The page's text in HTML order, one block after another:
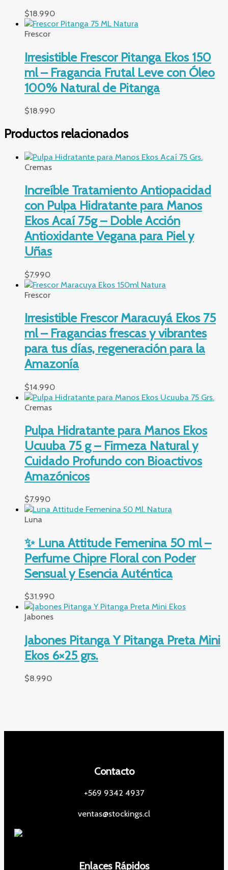
$18.990
Frescor
Irresistible Frescor Pitanga Ekos 150
ml – Fragancia Frutal Leve con Óleo
100% Natural de Pitanga
$18.990
Productos relacionados
Cremas
Increíble Tratamiento Antiopacidad
con Pulpa Hidratante para Manos
Ekos Acaí 75g – Doble Acción
Antioxidante Vegana para Piel y
Uñas
$7.990
Frescor
Irresistible Frescor Maracuyá Ekos 75
ml – Fragancias frescas y vibrantes
para tus días, regeneración para la
Amazonía
$14.990
Cremas
Pulpa Hidratante para Manos Ekos
Ucuuba 75 g – Firmeza Natural y
Cuidado Profundo con Bioactivos
Amazónicos
$7.990
Luna
✨ Luna Attitude Femenina 50 ml –
Perfume Chipre Floral con Poder
Sensual y Esencia Auténtica
$31.990
Jabones
Jabones Pitanga Y Pitanga Preta Mini
Ekos 6×25 grs.
$8.990
Contacto
+569 9342 4937
ventas@stockings.cl
Enlaces Rápidos